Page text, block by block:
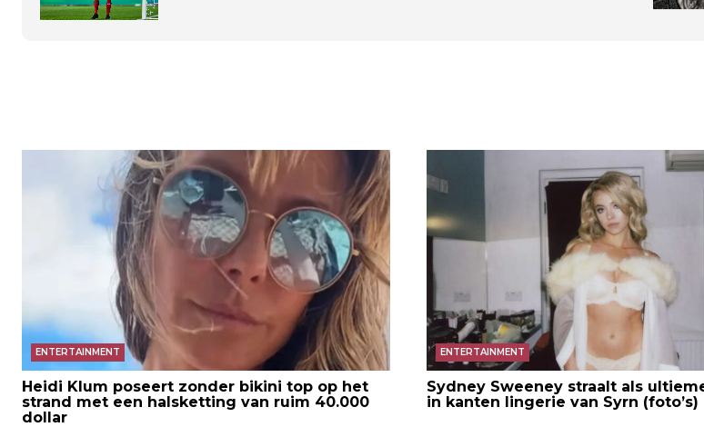
ENTERTAINMENT
Heidi Klum poseert zonder bikini top op het
strand met een halsketting van ruim 40.000
dollar
ENTERTAINMENT
Sydney Sweeney straalt als
in kanten lingerie van Syrn (foto’s)